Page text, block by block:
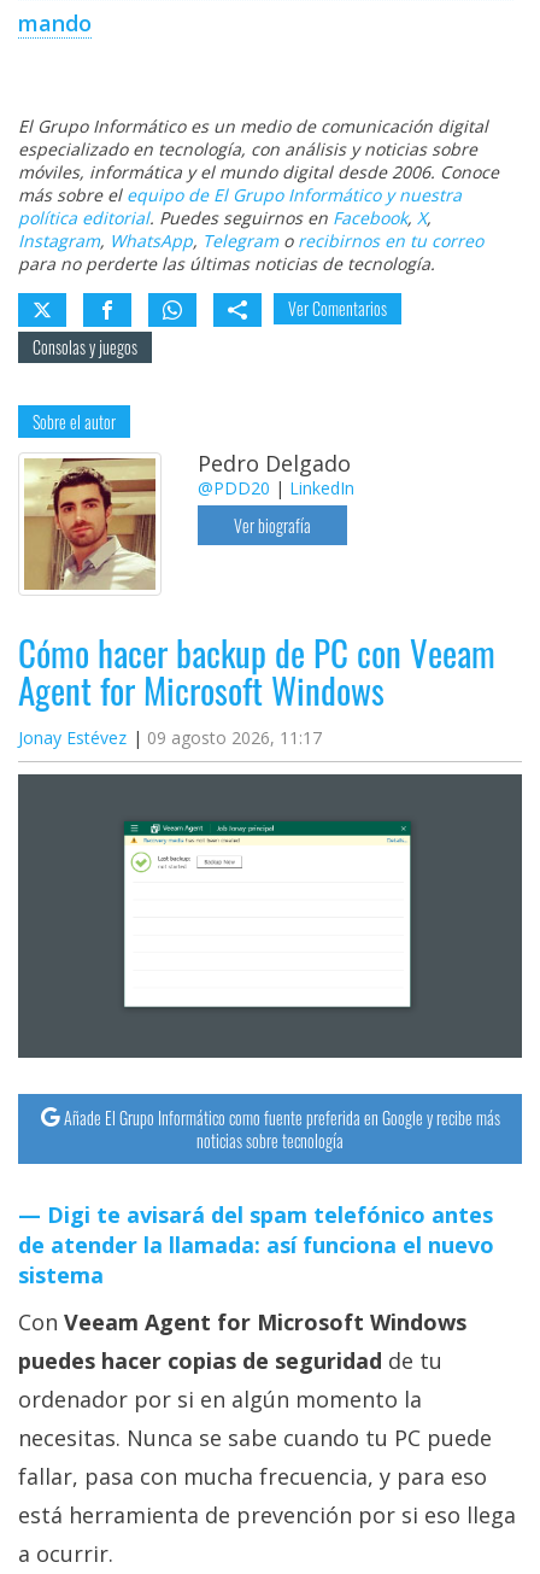
mando
El Grupo Informático es un medio de comunicación digital
especializado en tecnología, con análisis y noticias sobre
móviles, informática y el mundo digital desde 2006. Conoce
más sobre el equipo de El Grupo Informático y nuestra
política editorial. Puedes seguirnos en Facebook, X,
Instagram, WhatsApp, Telegramo recibirnos en tu correo
para no perderte las últimas noticias de tecnología.
Ver Comentarios
Consolas y juegos
Sobre el autor
Pedro Delgado
@PDD20 | LinkedIn
Ver biografía
Cómo hacer backup de PC con Veeam
Agent for Microsoft Windows
Jonay Estévez 09 agosto 2026, 11:17
Añade El Grupo Informático como fuente preferida en Google y recibe más
noticias sobre tecnología
Digi te avisará del spam telefónico antes
de atender la llamada: así funciona el nuevo
sistema
Con Veeam Agent for Microsoft Windows
puedes hacer copias de seguridad de tu
ordenador por si en algún momento la
necesitas. Nunca se sabe cuando tu PC puede
fallar, pasa con mucha frecuencia, y para eso
está herramienta de prevención por si eso llega
a ocurrir.